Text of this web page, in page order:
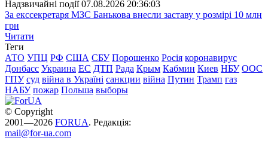
Надзвичайні події 07.08.2026 20:36:03
За екссекретаря МЗС Банькова внесли заставу у розмірі 10 млн
грн
Читати
Теги
АТО УПЦ РФ США СБУ Порошенко Росія коронавирус
Донбасс Украина ЕС ДТП Рада Крым Кабмин Киев НБУ ООС
ГПУ суд війна в Україні санкции війна Путин Трамп газ
НАБУ пожар Польша выборы
© Copyright
2001—2026 FORUA. Редакція:
mail@for-ua.com